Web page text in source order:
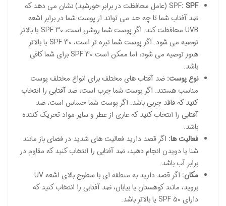
SPF: SPF
(عامل محافظت در برابر خورشید) نشان می دهد که
ضد آفتاب شما تا چه حد می تواند از پوست شما در برابر اشعه
UVB محافظت کند. اگر پوست شما روشن است، SPF 30 یا بالاتر
توصیه می شود. اگر پوست شما تیره تر است، SPF 30 یا بالاتر
هنوز توصیه می شود، اما ممکن است SPF 30 برای شما کافی
باشد.
نوع پوست: ضد آفتاب های مختلف برای انواع مختلف پوست
مناسب هستند. اگر پوست شما چرب است، ضد آفتابی را انتخاب
کنید که فاقد چربی باشد. اگر پوست شما حساس است، ضد
آفتابی را انتخاب کنید که عاری از عطر و سایر مواد تحریک کننده
باشد.
فعالیت ها: اگر قصد دارید فعالیت های شدید در فضای باز مانند
شنا یا دویدن انجام دهید، ضد آفتابی را انتخاب کنید که مقاوم در
برابر آب باشد.
مکان:
اگر قصد دارید به منطقه ای با سطوح بالای اشعه UV
بروید، مانند کوهستان یا بیابان، ضد آفتابی را انتخاب کنید که
دارای SPF 50 یا بالاتر باشد.